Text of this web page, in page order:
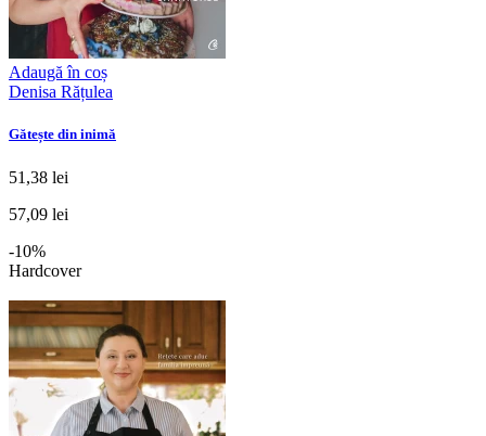
Adaugă în coș
Denisa Rățulea
Gătește din inimă
51,38 lei
57,09 lei
-10%
Hardcover